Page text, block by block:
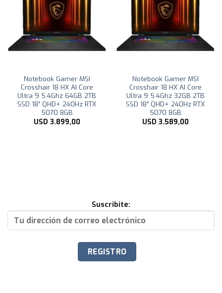
Notebook Gamer MSI
Crosshair 18 HX AI Core
Ultra 9 5.4Ghz 64GB 2TB
SSD 18″ QHD+ 240Hz RTX
5070 8GB
USD 3.899,00
Notebook Gamer MSI
Crosshair 18 HX AI Core
Ultra 9 5.4Ghz 32GB 2TB
SSD 18″ QHD+ 240Hz RTX
5070 8GB
USD 3.589,00
Suscribite: